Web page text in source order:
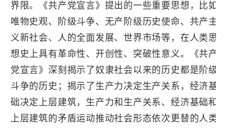
界限。《共产党宣言》提出的一些重要思想，比如
唯物史观、阶级斗争、无产阶级历史使命、共产主
义新社会、人的全面发展、世界市场等，在人类思
想史上具有革命性、开创性、突破性意义。《共产
党宣言》深刻揭示了奴隶社会以来的历史都是阶级
斗争的历史；揭示了生产力决定生产关系，经济基
础决定上层建筑，生产力和生产关系、经济基础和
上层建筑的矛盾运动推动社会形态依次更替的人类